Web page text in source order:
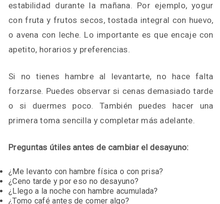
estabilidad durante la mañana. Por ejemplo, yogur
con fruta y frutos secos, tostada integral con huevo,
o avena con leche. Lo importante es que encaje con
apetito, horarios y preferencias.
Si no tienes hambre al levantarte, no hace falta
forzarse. Puedes observar si cenas demasiado tarde
o si duermes poco. También puedes hacer una
primera toma sencilla y completar más adelante.
Preguntas útiles antes de cambiar el desayuno:
¿Me levanto con hambre física o con prisa?
¿Ceno tarde y por eso no desayuno?
¿Llego a la noche con hambre acumulada?
¿Tomo café antes de comer algo?